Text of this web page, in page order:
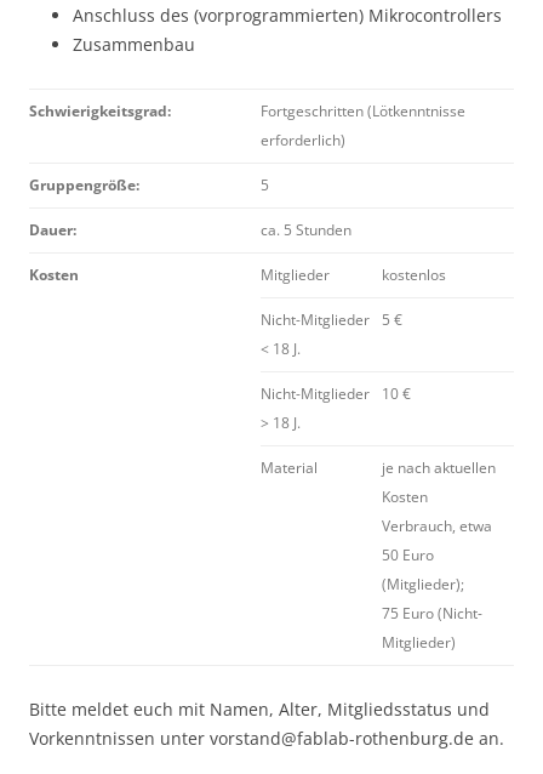
Anschluss des (vorprogrammierten) Mikrocontrollers
Zusammenbau
Schwierigkeitsgrad:
Fortgeschritten (Lötkenntnisse
erforderlich)
Gruppengröße: 5
Dauer: ca. 5 Stunden
Kosten Mitglieder kostenlos
Nicht-Mitglieder
< 18 J.
5 €
Nicht-Mitglieder
> 18 J.
10 €
Material
je nach aktuellen
Kosten
Verbrauch, etwa
50 Euro
(Mitglieder);
75 Euro (Nicht-
Mitglieder)
Bitte meldet euch mit Namen, Alter, Mitgliedsstatus und
Vorkenntnissen unter vorstand@fablab-rothenburg.de an.